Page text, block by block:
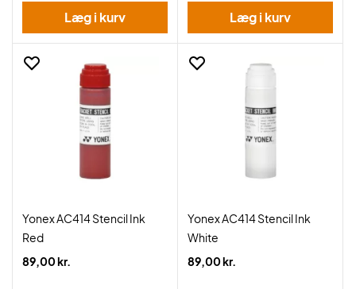
Læg i kurv Læg i kurv
Yonex AC414 Stencil Ink
Red
89,00 kr.
Yonex AC414 Stencil Ink
White
89,00 kr.